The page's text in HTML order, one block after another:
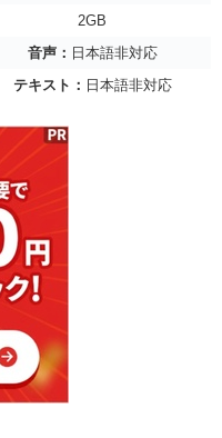
2GB
音声： 日本語非対応
テキスト： 日本語非対応